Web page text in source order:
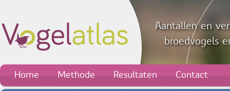
Aantallen en
broedvogels
Home Methode Resultaten Contact